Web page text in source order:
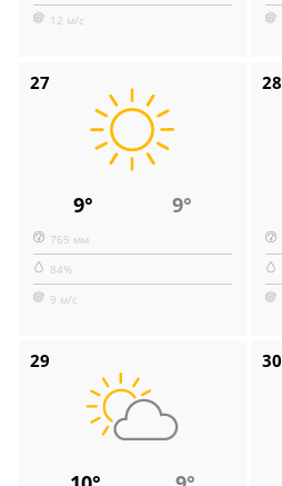
12 м/с
27
9° 9°
765 мм
84%
9 м/с
28
29 30